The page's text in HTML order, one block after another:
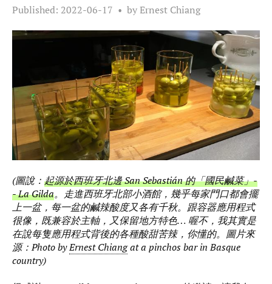
Published: 2022-06-17 by Ernest Chiang
(圖說： 起源於西班牙北邊 San Sebastián 的「國民鹹菜」-
- La Gilda。走進西班牙北部小酒館，幾乎每家門口都會擺
上一盆，每一盆的鹹辣酸度又各有千秋。跟容器應用程式
很像，既兼容於主軸，又保留地方特色… 喔不，我其實是
在說每隻應用程式背後的各種酸甜苦辣，你懂的。圖片來
源：Photo byErnest Chiangat a pinchos bar in Basque
country)